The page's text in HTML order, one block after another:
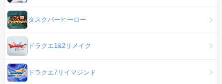
タスクバーヒーロー
ドラクエ1&2リメイク
ドラクエ7リイマジンド